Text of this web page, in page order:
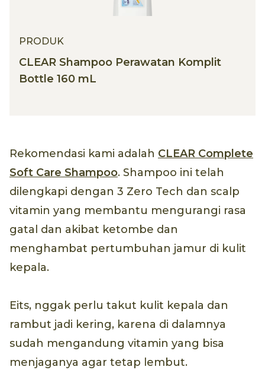
PRODUK
CLEAR Shampoo Perawatan Komplit
Bottle 160 mL
Rekomendasi kami adalah CLEAR Complete
Soft Care Shampoo. Shampoo ini telah
dilengkapi dengan 3 Zero Tech dan scalp
vitamin yang membantu mengurangi rasa
gatal dan akibat ketombe dan
menghambat pertumbuhan jamur di kulit
kepala.
Eits, nggak perlu takut kulit kepala dan
rambut jadi kering, karena di dalamnya
sudah mengandung vitamin yang bisa
menjaganya agar tetap lembut.